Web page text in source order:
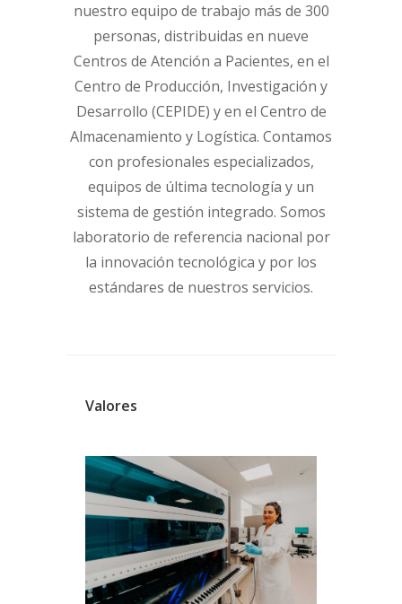
nuestro equipo de trabajo más de 300
personas, distribuidas en nueve
Centros de Atención a Pacientes, en el
Centro de Producción, Investigación y
Desarrollo (CEPIDE) y en el Centro de
Almacenamiento y Logística. Contamos
con profesionales especializados,
equipos de última tecnología y un
sistema de gestión integrado. Somos
laboratorio de referencia nacional por
la innovación tecnológica y por los
estándares de nuestros servicios.
Valores